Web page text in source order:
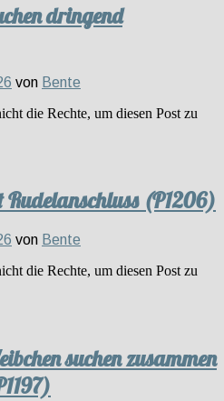
dringend
von Bente
die Rechte, um diesen Post zu
Rudelanschluss (P1206)
von Bente
die Rechte, um diesen Post zu
suchen zusammen